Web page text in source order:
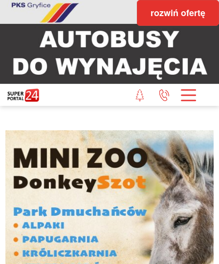
rozwiń ofertę
STRONA GŁÓWNA
POWIAT GRYFICKI
WIADOMOŚCI Z LASU
STUDIO SUPERPORTALU
KONTAKT
REDAKCJA